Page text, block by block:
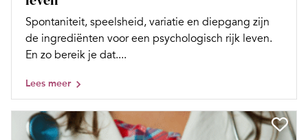
Spontaniteit, speelsheid, variatie en diepgang zijn
de ingrediënten voor een psychologisch rijk leven.
En zo bereik je dat....
Lees meer